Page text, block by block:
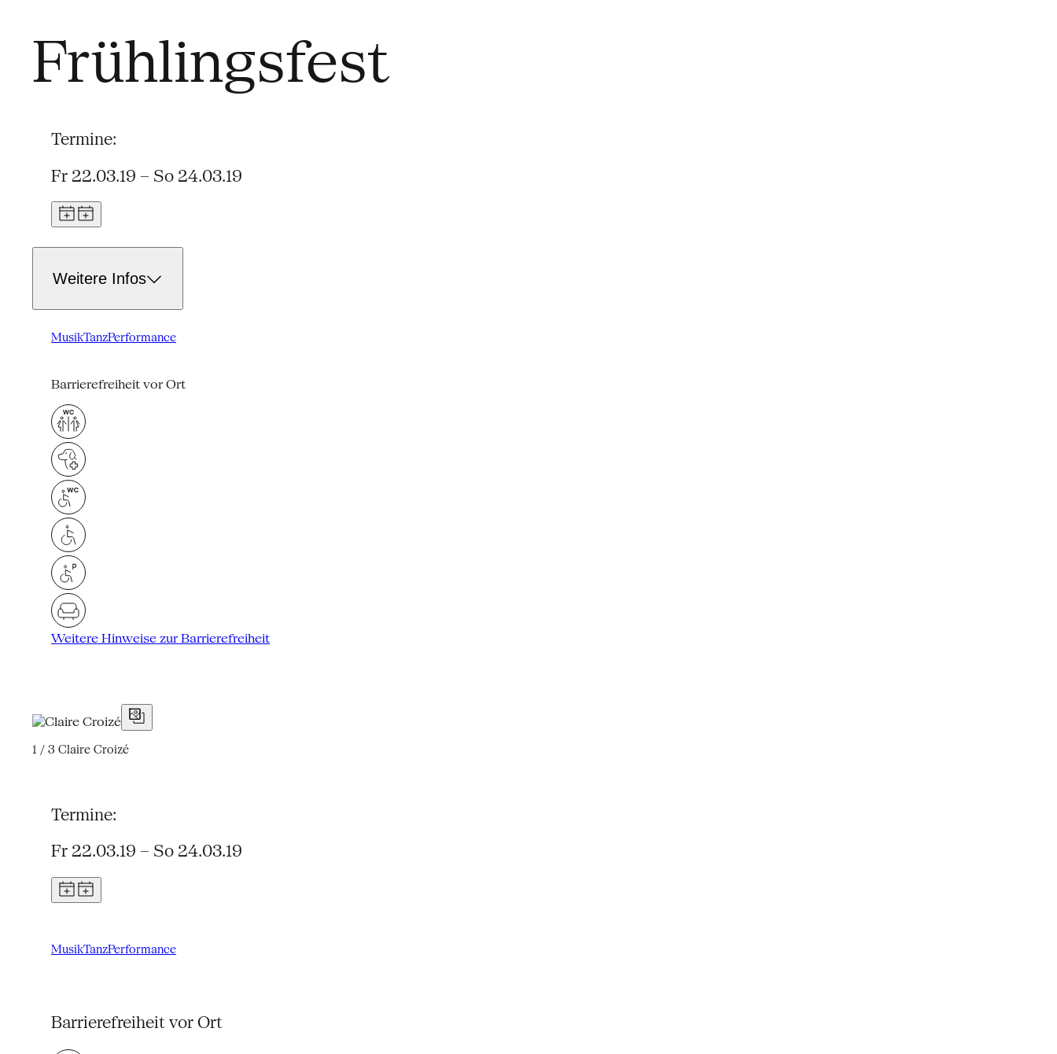
Frühlingsfest
Termine:
Fr 22.03.19 – So 24.03.19
Weitere Infos
MusikTanzPerformance
Barrierefreiheit vor Ort
Weitere Hinweise zur Barrierefreiheit
1 / 3 Claire Croizé
Termine:
Fr 22.03.19 – So 24.03.19
MusikTanzPerformance
Barrierefreiheit vor Ort